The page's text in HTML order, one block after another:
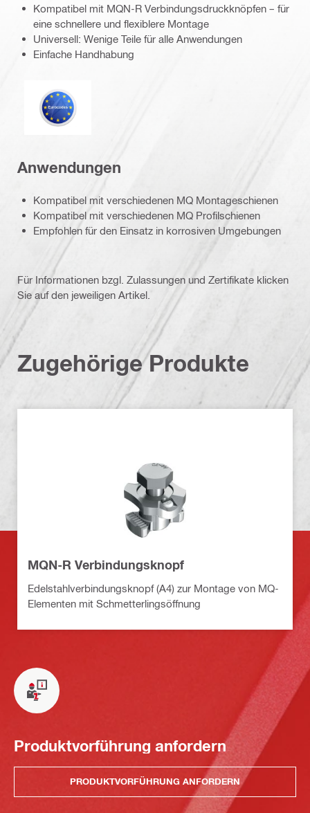
Kompatibel mit MQN-R Verbindungsdruckknöpfen – für
eine schnellere und flexiblere Montage
Universell: Wenige Teile für alle Anwendungen
Einfache Handhabung
Eurocode
Anwendungen
Kompatibel mit verschiedenen MQ Montageschienen
Kompatibel mit verschiedenen MQ Profilschienen
Empfohlen für den Einsatz in korrosiven Umgebungen
Für Informationen bzgl. Zulassungen und Zertifikate klicken
Sie auf den jeweiligen Artikel.
Zugehörige Produkte
MQN-R Verbindungsknopf
Edelstahlverbindungsknopf (A4) zur Montage von MQ-
Elementen mit Schmetterlingsöffnung
Produktvorführung anfordern
PRODUKTVORFÜHRUNG ANFORDERN